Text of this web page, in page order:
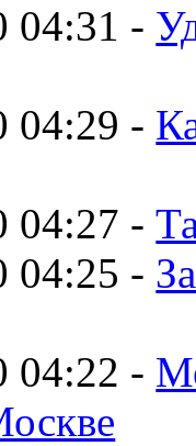
04:31 -
04:29 -
04:27 -
04:25 -
04:22 -